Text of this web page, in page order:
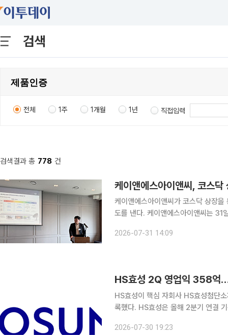
검색
전체 1주 1개월 1년 직접입력
검색결과 총 778 건
케이앤에스아이앤씨, 코스
케이앤에스아이앤씨가 코스닥 상장
도를 낸다. 케이앤에스아이앤씨는 31
모 예정 금액은 216억~264억원이다
2026-07-31 14:09
HS효성 2Q 영업익 358
HS효성이 핵심 자회사 HS효성첨단
록했다. HS효성은 올해 2분기 연결 기준 매출 4309억원, 영업이익 358억원을 기록했다고 30일
2026-07-30 19:23